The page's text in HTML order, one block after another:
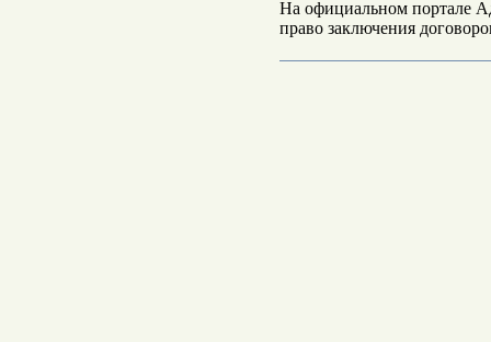
На официальном портале
право заключения